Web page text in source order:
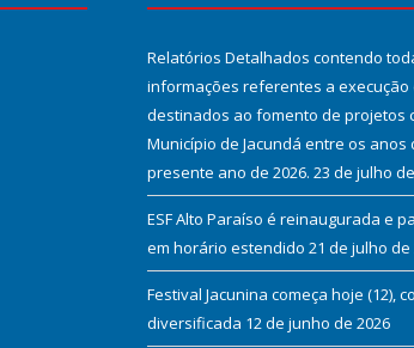
Relatórios Detalhados contendo
informações referentes a execução
destinados ao fomento de projetos
Município de Jacundá entre os anos
presente ano de 2026. 23 de julho
ESF Alto Paraíso é reinaugurada e
em horário estendido 21 de julho de
Festival Jacunina começa hoje (12),
diversificada 12 de junho de 2026